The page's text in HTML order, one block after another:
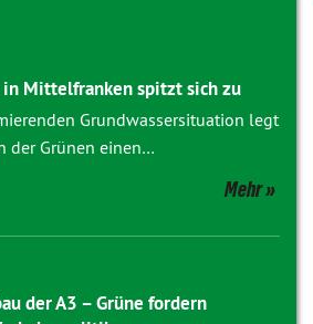
Mittelfranken spitzt sich zu
Grundwassersituation legt
der Grünen einen…
Mehr
der A3 – Grüne fordern